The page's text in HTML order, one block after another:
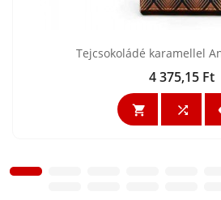
Tejcsokoládé karamellel
Ár
4 375,15 Ft
 